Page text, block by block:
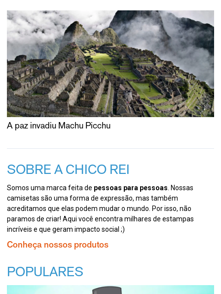
A paz invadiu Machu Picchu
SOBRE A CHICO REI
Somos uma marca feita de pessoas para pessoas . Nossas
camisetas são uma forma de expressão, mas também
acreditamos que elas podem mudar o mundo. Por isso, não
paramos de criar! Aqui você encontra milhares de estampas
incríveis e que geram impacto social ;)
Conheça nossos produtos
POPULARES